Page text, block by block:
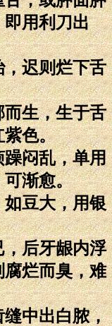
用利刀出
迟则烂下舌
生，生于舌
紫色。
闷乱，单用
可渐愈。
豆大，用银
后牙龈内浮
烂而臭，难
中出白脓，